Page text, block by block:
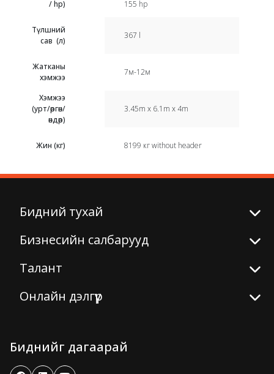
/ hp)
155 hp
Түлшний
сав (л)
367 l
Жатканы
хэмжээ
7м-12м
Хэмжээ
(урт/өргөн/
өндөр)
3.45m x 6.1m x 4m
Жин (кг) 8199 кг without header
Бидний тухай
Бизнесийн салбарууд
Талант
Онлайн дэлгүүр
Биднийг дагаарай